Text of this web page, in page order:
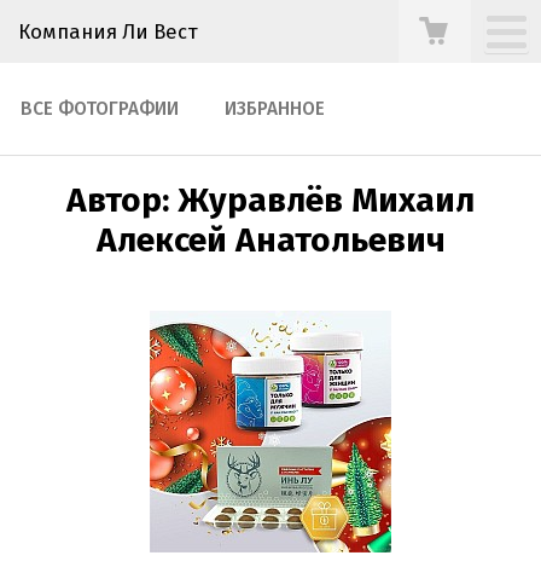
Компания Ли Вест
ВСЕ ФОТОГРАФИИ ИЗБРАННОЕ
Автор: Журавлёв Михаил
Алексей Анатольевич